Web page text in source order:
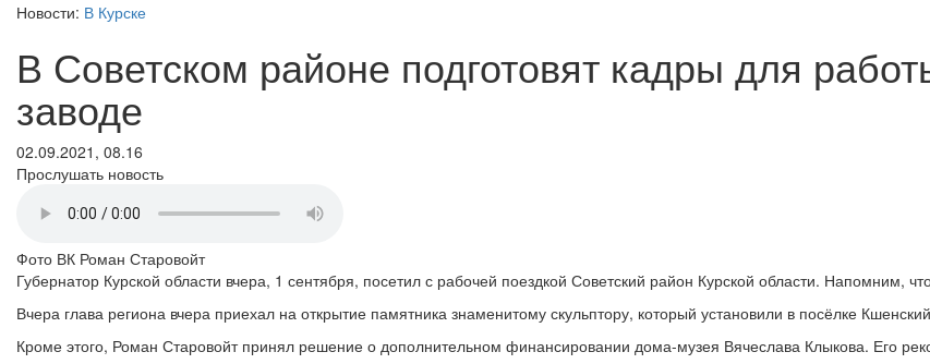
Новости: В Курске
В Советском районе подготовят кадры для
заводе
02.09.2021, 08.16
Прослушать новость
Фото ВК Роман Старовойт
Губернатор Курской области вчера, 1 сентября, посетил с рабочей поездкой Советский район Курской области. Напомним,
Вчера глава региона вчера приехал на открытие памятника знаменитому скульптору, который установили в посёлке
Кроме этого, Роман Старовойт принял решение о дополнительном финансировании дома-музея Вячеслава Клыкова. Его